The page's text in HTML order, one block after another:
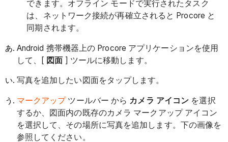
できます。オフライン モードで実行されたタスク
は、ネットワーク接続が再確立されると Procore と
同期されます。
Android 携帯機器上の Procore アプリケーションを使用
して、[ 図面 ] ツールに移動します。
写真を追加したい図面をタップします。
マークアップツールバー から カメラ アイコン を選択
するか、図面内の既存のカメラ マークアップ アイコン
を選択して、その場所に写真を追加します。下の画像を
参照してください。